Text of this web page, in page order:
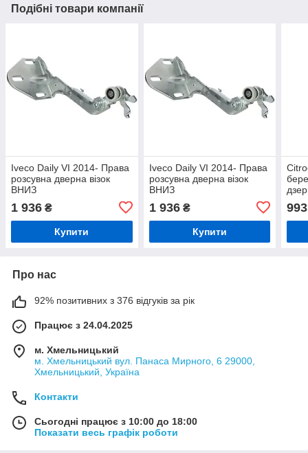
Подібні товари компанії
Iveco Daily VI 2014- Права
розсувна дверна візок
ВНИЗ
1 936 ₴
Купити
Iveco Daily VI 2014- Права
розсувна дверна візок
ВНИЗ
1 936₴
Купити
993
Про нас
92% позитивних з 376 відгуків за рік
Працює з 24.04.2025
м. Хмельницький
м. Хмельницький вул. Панаса Мирного, 6 29000,
Хмельницький, Україна
Контакти
Сьогодні працює з 10:00 до 18:00
Показати весь графік роботи